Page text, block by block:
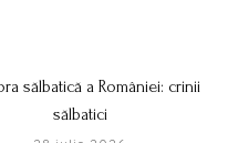
sălbatică a României: crinii
sălbatici